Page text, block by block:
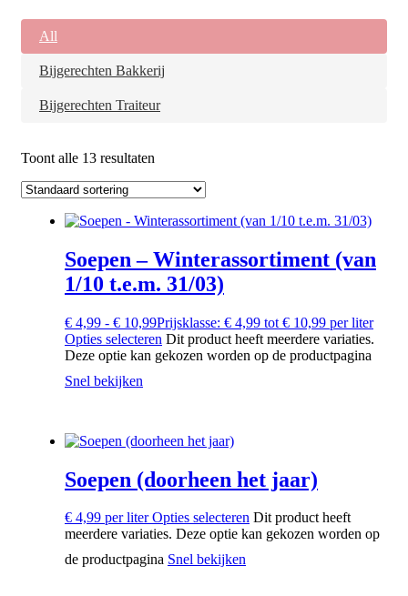
All
Bijgerechten Bakkerij
Bijgerechten Traiteur
Toont alle 13 resultaten
Soepen – Winterassortiment (van
1/10 t.e.m. 31/03)
€ 4,99 - € 10,99Prijsklasse: € 4,99 tot € 10,99 per liter
Opties selecteren Dit product heeft meerdere variaties.
Deze optie kan gekozen worden op de productpagina
Snel bekijken
Soepen (doorheen het jaar)
€ 4,99 per liter Opties selecteren Dit product heeft
meerdere variaties. Deze optie kan gekozen worden op
de productpagina Snel bekijken